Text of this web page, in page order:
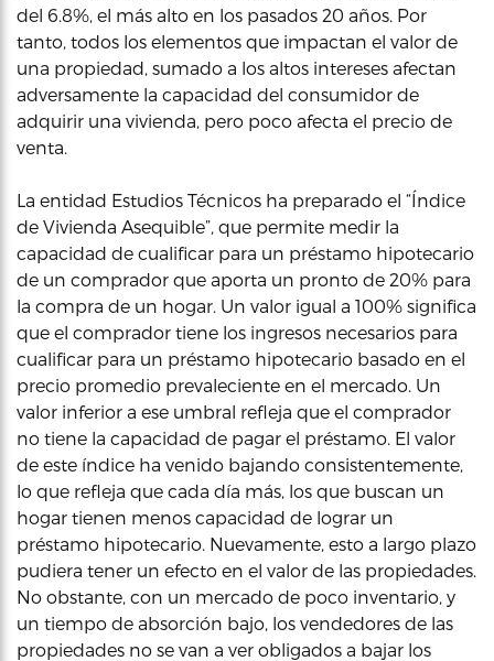
del 6.8%, el más alto en los pasados 20 años. Por
tanto, todos los elementos que impactan el valor de
una propiedad, sumado a los altos intereses afectan
adversamente la capacidad del consumidor de
adquirir una vivienda, pero poco afecta el precio de
venta.
La entidad Estudios Técnicos ha preparado el “Índice
de Vivienda Asequible”, que permite medir la
capacidad de cualificar para un préstamo hipotecario
de un comprador que aporta un pronto de 20% para
la compra de un hogar. Un valor igual a 100% significa
que el comprador tiene los ingresos necesarios para
cualificar para un préstamo hipotecario basado en el
precio promedio prevaleciente en el mercado. Un
valor inferior a ese umbral refleja que el comprador
no tiene la capacidad de pagar el préstamo. El valor
de este índice ha venido bajando consistentemente,
lo que refleja que cada día más, los que buscan un
hogar tienen menos capacidad de lograr un
préstamo hipotecario. Nuevamente, esto a largo plazo
pudiera tener un efecto en el valor de las propiedades.
No obstante, con un mercado de poco inventario, y
un tiempo de absorción bajo, los vendedores de las
propiedades no se van a ver obligados a bajar los